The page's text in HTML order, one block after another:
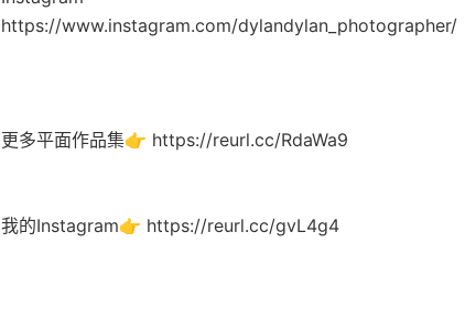
https://www.instagram.com/dylandylan_photographer/
更多平面作品集👉 https://reurl.cc/RdaWa9
我的Instagram👉 https://reurl.cc/gvL4g4